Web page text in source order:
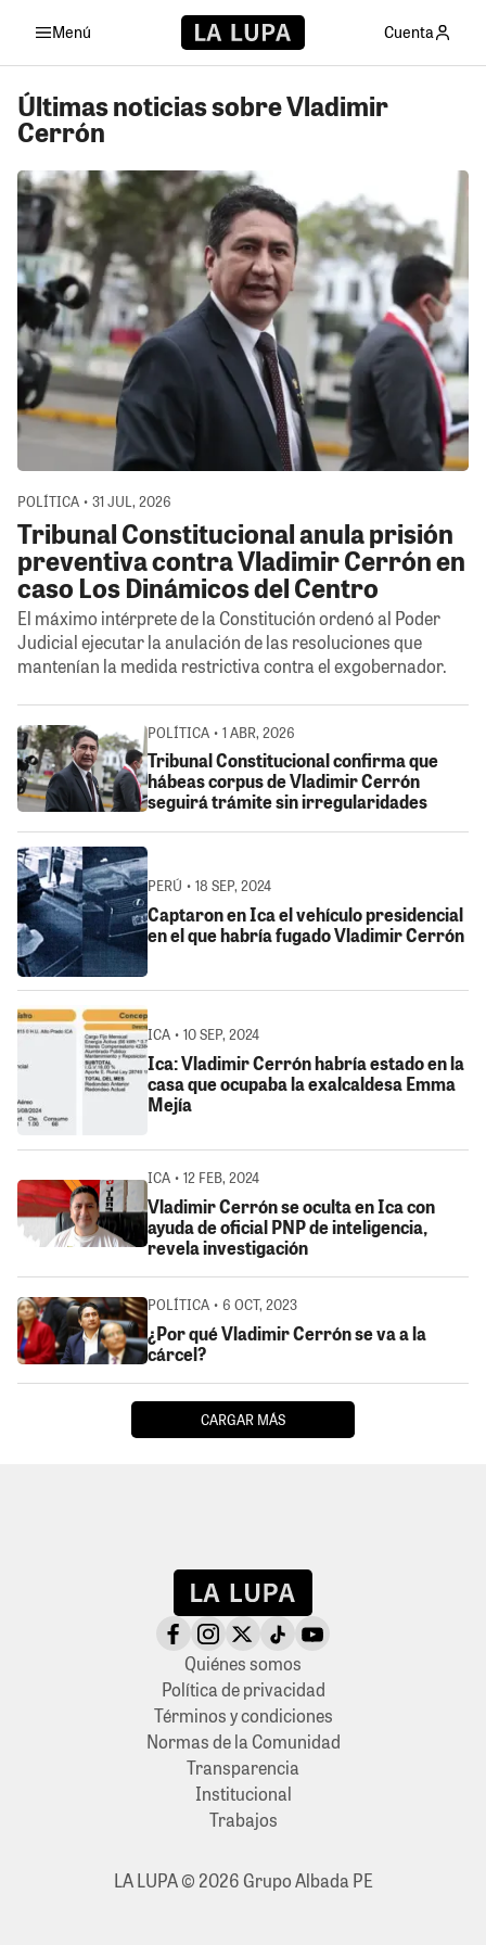
Menú Cuenta
Últimas noticias sobre Vladimir
Cerrón
POLÍTICA • 31 JUL, 2026
Tribunal Constitucional anula prisión
preventiva contra Vladimir Cerrón en
caso Los Dinámicos del Centro
El máximo intérprete de la Constitución ordenó al Poder
Judicial ejecutar la anulación de las resoluciones que
mantenían la medida restrictiva contra el exgobernador.
POLÍTICA • 1 ABR, 2026
Tribunal Constitucional confirma que
hábeas corpus de Vladimir Cerrón
seguirá trámite sin irregularidades
PERÚ • 18 SEP, 2024
Captaron en Ica el vehículo presidencial
en el que habría fugado Vladimir Cerrón
ICA • 10 SEP, 2024
Ica: Vladimir Cerrón habría estado en la
casa que ocupaba la exalcaldesa Emma
Mejía
ICA • 12 FEB, 2024
Vladimir Cerrón se oculta en Ica con
ayuda de oficial PNP de inteligencia,
revela investigación
POLÍTICA • 6 OCT, 2023
¿Por qué Vladimir Cerrón se va a la
cárcel?
CARGAR MÁS
Quiénes somos
Política de privacidad
Términos y condiciones
Normas de la Comunidad
Transparencia
Institucional
Trabajos
LA LUPA © 2026 Grupo Albada PE